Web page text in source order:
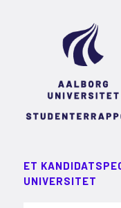
ET
UNIVERSITET